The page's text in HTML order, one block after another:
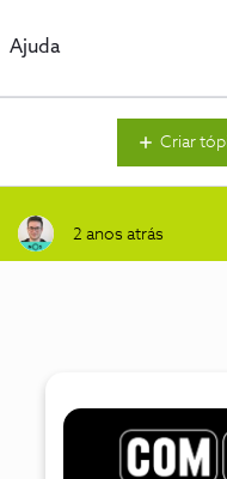
Ajuda
Criar
2 anos atrás